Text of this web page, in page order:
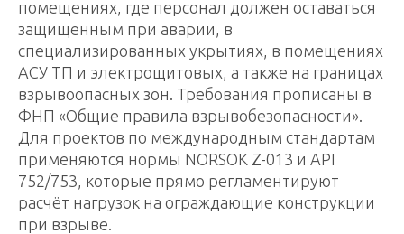
помещениях, где персонал должен оставаться
защищенным при аварии, в
специализированных укрытиях, в помещениях
АСУ ТП и электрощитовых, а также на границах
взрывоопасных зон. Требования прописаны в
ФНП «Общие правила взрывобезопасности».
Для проектов по международным стандартам
применяются нормы NORSOK Z-013 и API
752/753, которые прямо регламентируют
расчёт нагрузок на ограждающие конструкции
при взрыве.